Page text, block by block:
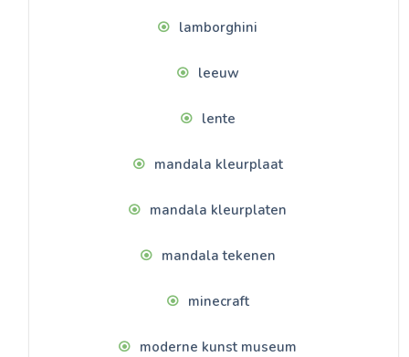
lamborghini
leeuw
lente
mandala kleurplaat
mandala kleurplaten
mandala tekenen
minecraft
moderne kunst museum